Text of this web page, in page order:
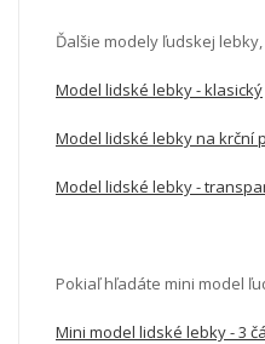
Ďalšie modely ľudskej
Model lidské lebky - klasický
Model lidské lebky na krční
Model lidské lebky -
Pokiaľ hľadáte mini model
Mini model lidské lebky - 3